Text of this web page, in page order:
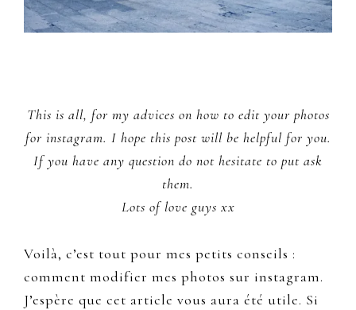
This is all, for my advices on how to edit your photos
for instagram. I hope this post will be helpful for you.
If you have any question do not hesitate to put ask
them.
Lots of love guys xx
Voilà, c’est tout pour mes petits conseils :
comment modifier mes photos sur instagram.
J’espère que cet article vous aura été utile. Si